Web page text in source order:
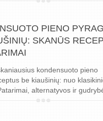
PIENO
SKANŪS
kondensuoto pieno
be kiaušinių: nuo
alternatyvos ir